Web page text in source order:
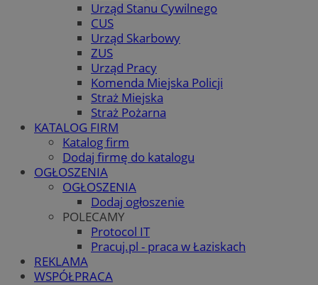
Urząd Stanu Cywilnego
CUS
Urząd Skarbowy
ZUS
Urząd Pracy
Komenda Miejska Policji
Straż Miejska
Straż Pożarna
KATALOG FIRM
Katalog firm
Dodaj firmę do katalogu
OGŁOSZENIA
OGŁOSZENIA
Dodaj ogłoszenie
POLECAMY
Protocol IT
Pracuj.pl - praca w Łaziskach
REKLAMA
WSPÓŁPRACA